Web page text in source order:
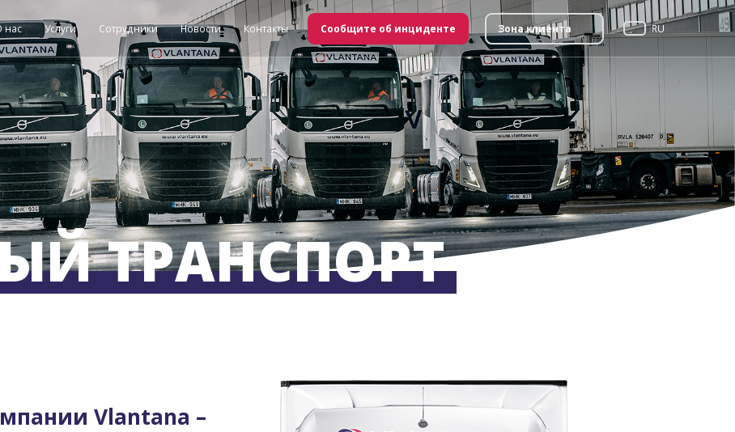
нас Услуги Сотрудники Новости Контакты Сообщите об инциденте Зона клиента RU
ТРАНСПОРТ
Vlantana –